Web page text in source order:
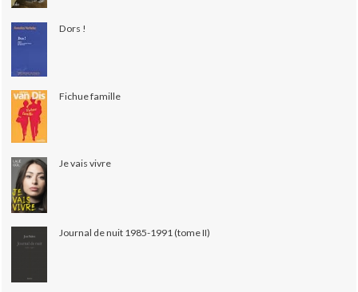
Dors !
Fichue famille
Je vais vivre
Journal de nuit 1985-1991 (tome II)